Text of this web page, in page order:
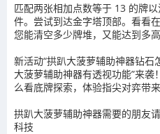
匹配两张相加点数等于 13 的牌
件。尝试到达金字塔顶部。看看
您能清空多少牌堆，又能达到多高
新活动“拱趴大菠萝辅助神器钻石
大菠萝辅助神器有透视功能”来
么看底牌探索，体验指尖对弈带来
拱趴大菠萝辅助神器需要的朋友
科技